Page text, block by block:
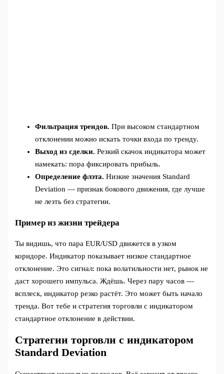
Фильтрация трендов. При высоком стандартном
отклонении можно искать точки входа по тренду.
Выход из сделки. Резкий скачок индикатора может
намекать: пора фиксировать прибыль.
Определение флэта. Низкие значения Standard
Deviation — признак бокового движения, где лучше
не лезть без стратегии.
Пример из жизни трейдера
Ты видишь, что пара EUR/USD движется в узком
коридоре. Индикатор показывает низкое стандартное
отклонение. Это сигнал: пока волатильности нет, рынок не
даст хорошего импульса. Ждёшь. Через пару часов —
всплеск, индикатор резко растёт. Это может быть начало
тренда. Вот тебе и стратегия торговли с индикатором
стандартное отклонение в действии.
Стратегии торговли с индикатором
Standard Deviation